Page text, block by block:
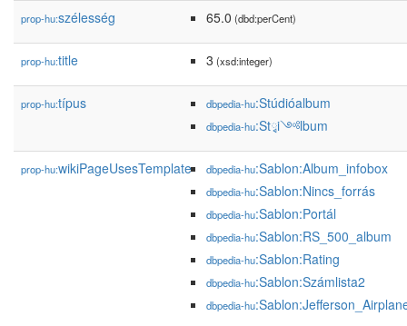
prop-hu:szélesség 65.0 (dbd:perCent)
prop-hu:title 3 (xsd:integer)
prop-hu:típus dbpedia-hu:Stúdióalbum
dbpedia-hu:Stྭi༺lbum
prop-hu:wikiPageUsesTemplate dbpedia-hu:Sablon:Album_infobox
dbpedia-hu:Sablon:Nincs_forrás
dbpedia-hu:Sablon:Portál
dbpedia-hu:Sablon:RS_500_album
dbpedia-hu:Sablon:Rating
dbpedia-hu:Sablon:Számlista2
dbpedia-hu